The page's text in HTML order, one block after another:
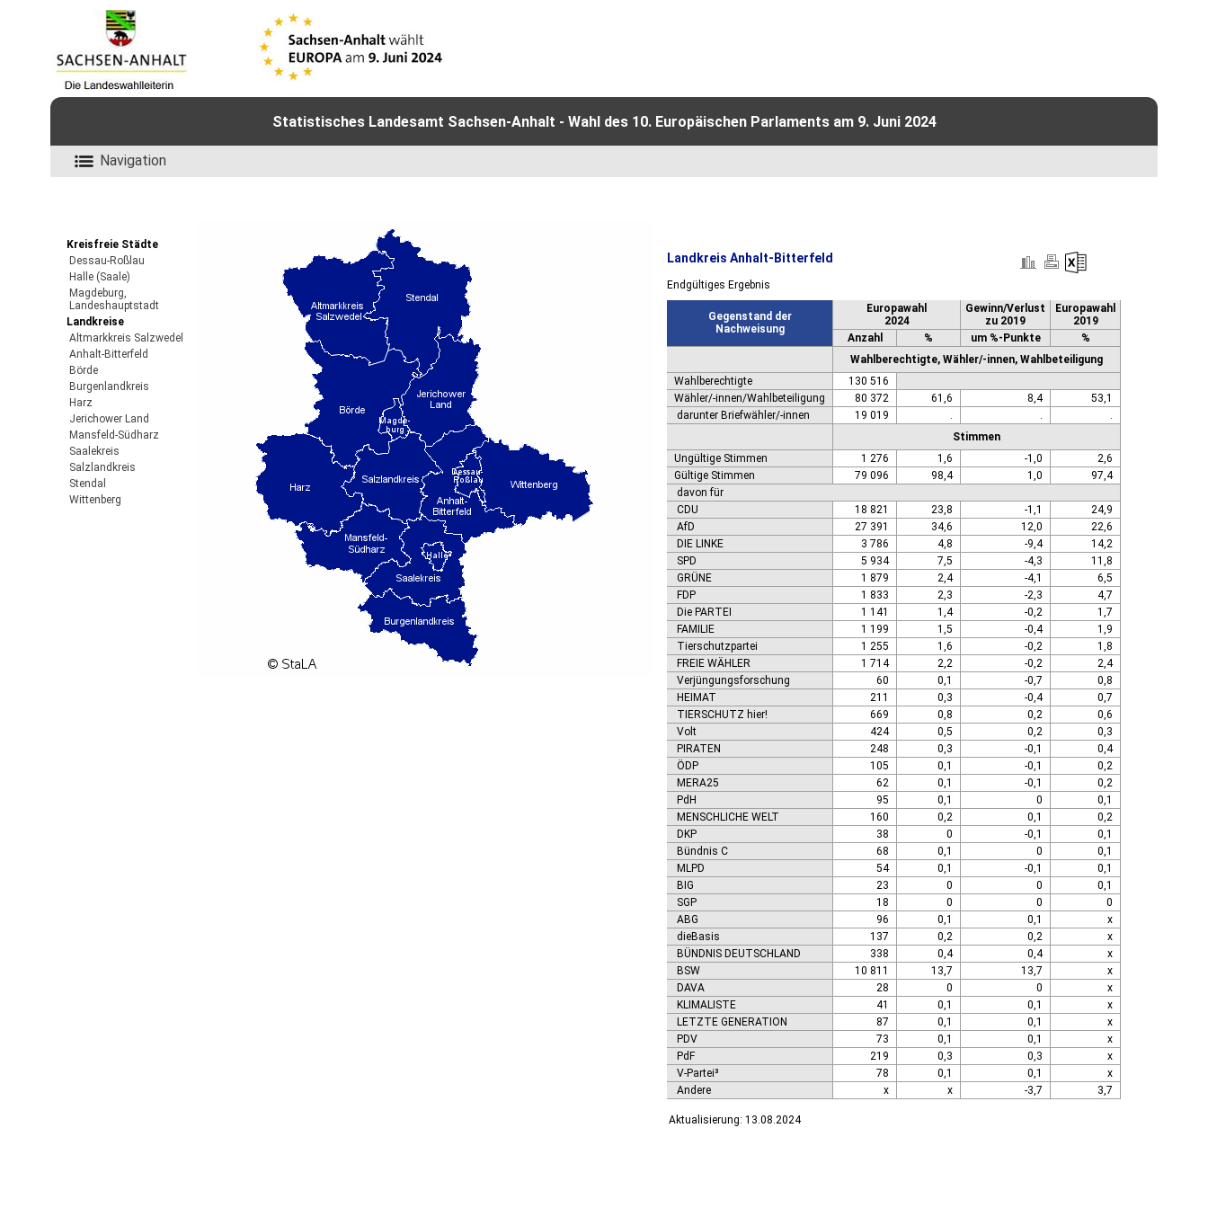
Statistisches Landesamt Sachsen-Anhalt - Wahl des 10. Europäischen Parlaments am 9. Juni 2024
Navigation
Kreisfreie Städte
Dessau-Roßlau
Halle (Saale)
Magdeburg,
Landeshauptstadt
Landkreise
Altmarkkreis Salzwedel
Anhalt-Bitterfeld
Börde
Burgenlandkreis
Harz
Jerichower Land
Mansfeld-Südharz
Saalekreis
Salzlandkreis
Stendal
Wittenberg
Landkreis Anhalt-Bitterfeld
Endgültiges Ergebnis
Gegenstand der
Nachweisung
Europawahl
2024
Gewinn/Verlust
zu 2019
Europawahl
2019
Anzahl
% um %-Punkte
%
Wahlberechtigte, Wähler/-innen, Wahlbeteiligung
Wahlberechtigte
130 516
Wähler/-innen/Wahlbeteiligung
80 372 61,6 8,4
53,1
darunter Briefwähler/-innen
19 019 . .
.
Stimmen
Ungültige Stimmen
1 276 1,6 -1,0
2,6
Gültige Stimmen
79 096 98,4 1,0
97,4
davon für
CDU
18 821 23,8 -1,1
24,9
AfD
27 391 34,6 12,0
22,6
DIE LINKE
3 786 4,8 -9,4
14,2
SPD
5 934 7,5 -4,3
11,8
GRÜNE
1 879 2,4 -4,1
6,5
FDP
1 833 2,3 -2,3
4,7
Die PARTEI
1 141 1,4 -0,2
1,7
FAMILIE
1 199 1,5 -0,4
1,9
Tierschutzpartei
1 255 1,6 -0,2
1,8
FREIE WÄHLER
1 714 2,2 -0,2
2,4
Verjüngungsforschung
60 0,1 -0,7
0,8
HEIMAT
211 0,3 -0,4
0,7
TIERSCHUTZ hier!
669 0,8 0,2
0,6
Volt
424 0,5 0,2
0,3
PIRATEN
248 0,3 -0,1
0,4
ÖDP
105 0,1 -0,1
0,2
MERA25
62 0,1 -0,1
0,2
PdH
95 0,1 0
0,1
MENSCHLICHE WELT
160 0,2 0,1
0,2
DKP
38 0 -0,1
0,1
Bündnis C
68 0,1 0
0,1
MLPD
54 0,1 -0,1
0,1
BIG
23 0 0
0,1
SGP
18 0 0
0
ABG
96 0,1 0,1
x
dieBasis
137 0,2 0,2
x
BÜNDNIS DEUTSCHLAND
338 0,4 0,4
x
BSW
10 811 13,7 13,7
x
DAVA
28 0 0
x
KLIMALISTE
41 0,1 0,1
x
LETZTE GENERATION
87 0,1 0,1
x
PDV
73 0,1 0,1
x
PdF
219 0,3 0,3
x
V-Partei³
78 0,1 0,1
x
Andere
x x -3,7 3,7
Aktualisierung: 13.08.2024